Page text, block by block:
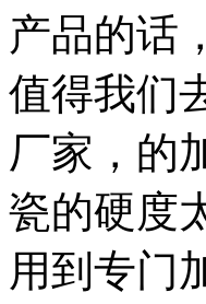
产品的话
值得我们
厂家，的
瓷的硬度
用到专门